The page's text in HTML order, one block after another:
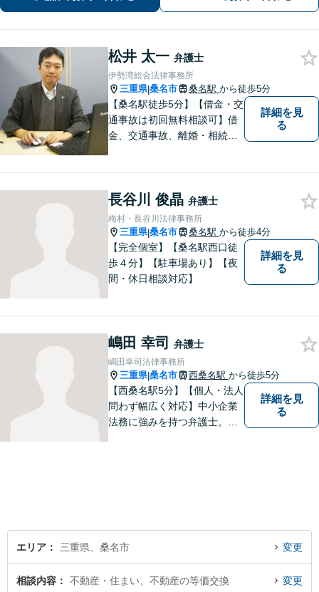
可（要予約）】
松井 太一 弁護士
伊勢湾総合法律事務所
三重県|桑名市 桑名駅 から徒歩5分
【桑名駅徒歩5分】【借金・交
通事故は初回無料相談可】借
金、交通事故、離婚・相続、
ます。地域密着型の法律事務
所です。お気軽にどうぞ【弁
護士費用特約保険・法テラス
利用可】
詳細を見
る
長谷川 俊晶 弁護士
梅村・長谷川法律事務所
三重県|桑名市 桑名駅 から徒歩4分
【完全個室】【桑名駅西口徒
歩４分】【駐車場あり】【夜
間・休日相談対応】
詳細を見
る
嶋田 幸司 弁護士
嶋田幸司法律事務所
三重県|桑名市 西桑名駅 から徒歩5分
【西桑名駅5分】【個人・法人
問わず幅広く対応】中小企業
法務に強みを持つ弁護士。個
詳細を見
る
エリア 三重県、桑名市 変更
相談内容 不動産・住まい、不動産の等価交換 変更